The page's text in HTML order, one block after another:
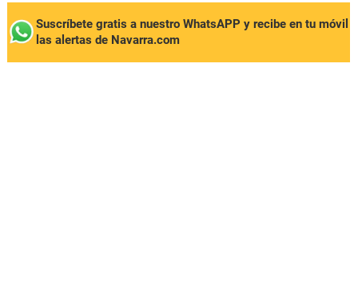
Suscríbete gratis a nuestro WhatsAPP y recibe en tu móvil
las alertas de Navarra.com